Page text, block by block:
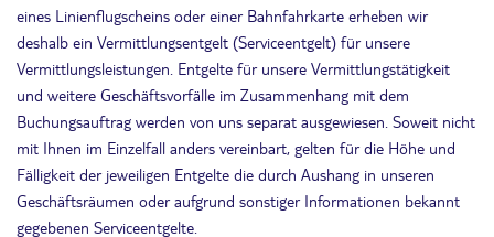
eines Linienflugscheins oder einer Bahnfahrkarte erheben wir
deshalb ein Vermittlungsentgelt (Serviceentgelt) für unsere
Vermittlungsleistungen. Entgelte für unsere Vermittlungstätigkeit
und weitere Geschäftsvorfälle im Zusammenhang mit dem
Buchungsauftrag werden von uns separat ausgewiesen. Soweit nicht
mit Ihnen im Einzelfall anders vereinbart, gelten für die Höhe und
Fälligkeit der jeweiligen Entgelte die durch Aushang in unseren
Geschäftsräumen oder aufgrund sonstiger Informationen bekannt
gegebenen Serviceentgelte.